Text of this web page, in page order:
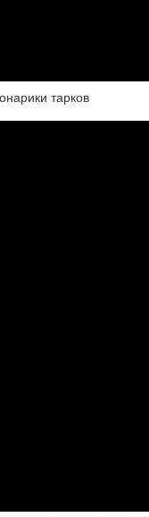
тарков